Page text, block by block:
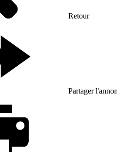
Retour
Partager